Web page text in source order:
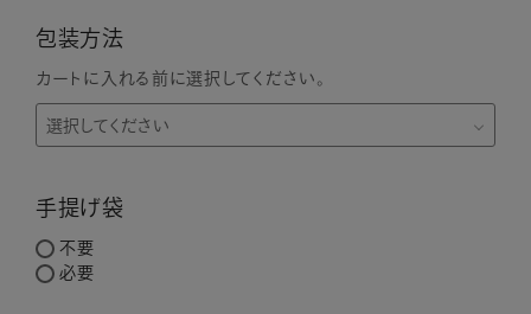
包装方法
カートに入れる前に選択してください。
手提げ袋
不要
必要